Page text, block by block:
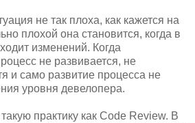
не так плоха, как кажется на
плохой она становится, когда в
изменений. Когда
не развивается, не
и само развитие процесса не
уровня девелопера.
практику как Code Review. В